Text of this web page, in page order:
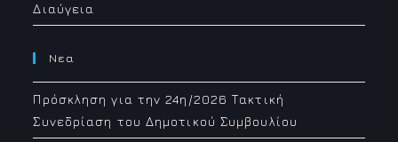
Διαύγεια
Νεα
Πρόσκληση για την 24η/2026 Τακτική
Συνεδρίαση του Δημοτικού Συμβουλίου